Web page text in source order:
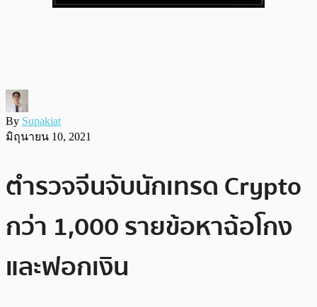
By Supakiat
มิถุนายน 10, 2021
ตำรวจจีนจับนักเทรด Crypto
กว่า 1,000 รายข้อหาฉ้อโกง
และฟอกเงิน